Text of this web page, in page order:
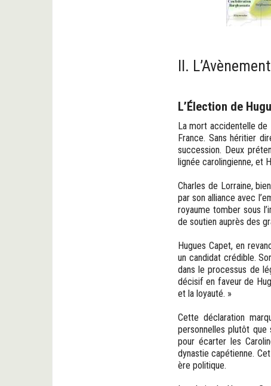
II.
L’Élection de
La mort accidentelle de
France. Sans héritier
succession. Deux
lignée carolingienne, et
Charles de Lorraine,
par son alliance avec
royaume tomber sous
de soutien auprès des
Hugues Capet, en
un candidat crédible.
dans le processus de
décisif en faveur de
et la loyauté. »
Cette déclaration
personnelles plutôt que
pour écarter les
dynastie capétienne.
ère politique.